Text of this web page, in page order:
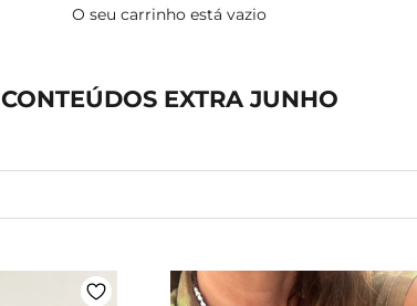
O seu carrinho está vazio
CONTEÚDOS EXTRA JUNHO